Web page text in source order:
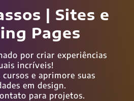
| Sites e
Pages
por criar experiências
incríveis!
e aprimore suas
em design.
para projetos.